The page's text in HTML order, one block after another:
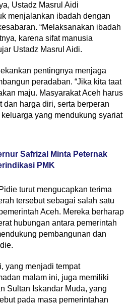
Ustadz Masrul Aidi
menjalankan ibadah dengan
“Melaksanakan ibadah
karena sifat manusia
Ustadz Masrul Aidi.
pentingnya menjaga
peradaban. “Jika kita taat
maju. Masyarakat Aceh harus
dan harga diri, serta berperan
yang mendukung syariat
Safrizal Minta Peternak
PMK
turut mengucapkan terima
tersebut sebagai salah satu
Aceh. Mereka berharap
hubungan antara pemerintah
pembangunan dan
yang menjadi tempat
malam ini, juga memiliki
Sultan Iskandar Muda, yang
pada masa pemerintahan